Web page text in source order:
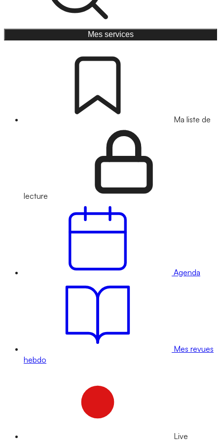
Mes services
Ma liste de
lecture
Agenda
Mes revues
hebdo
Live